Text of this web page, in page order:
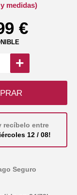
medidas)
€
+
recíbelo entre
12 / 08!
Seguro